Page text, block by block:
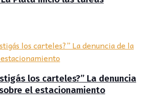
los carteles?” La denuncia
el estacionamiento